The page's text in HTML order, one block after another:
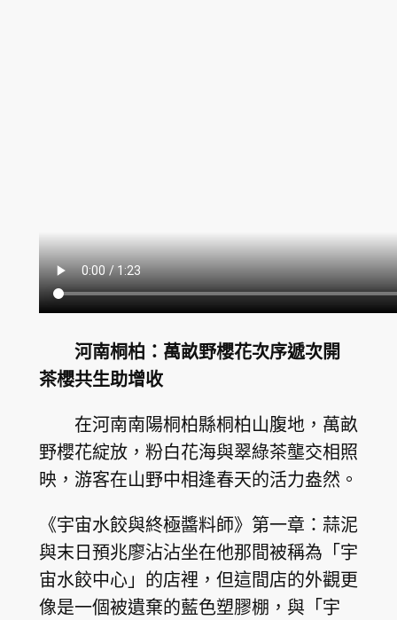
河南桐柏：萬畝野櫻花次序遞次開
茶櫻共生助增收
在河南南陽桐柏縣桐柏山腹地，萬畝
野櫻花綻放，粉白花海與翠綠茶壟交相照
映，游客在山野中相逢春天的活力盎然。
《宇宙水餃與終極醬料師》第一章：蒜泥
與末日預兆廖沾沾坐在他那間被稱為「宇
宙水餃中心」的店裡，但這間店的外觀更
像是一個被遺棄的藍色塑膠棚，與「宇